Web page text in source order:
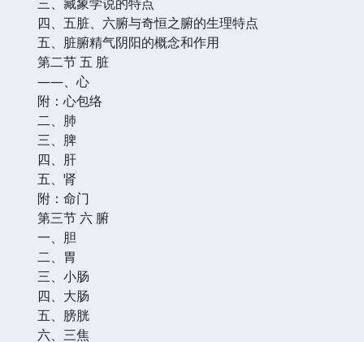
四、五脏、六腑与奇恒之腑的生理特点
五、脏腑精气阴阳的概念和作用
第二节 五 脏
——、心
附：心包络
二、肺
三、脾
四、肝
五、肾
附：命门
第三节 六 腑
一、胆
二、胃
三、小肠
四、大肠
五、膀胱
六、三焦